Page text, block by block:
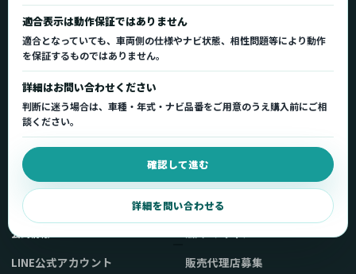
適合表示は動作保証ではありません
適合となっていても、車両側の仕様やナビ状態、相性問題等により動作
を保証するものではありません。
詳細はお問い合わせください
判断に迷う場合は、車種・年式・ナビ品番をご用意のうえ購入前にご相
談ください。
確認して進む
詳細を問い合わせる
正規販売代理店 車種適合情報 国内サポート窓口
製品を探す
製品一覧
車種適合を確認
用途から製品を選ぶ
取扱店舗・購入先
弊社販売ストアへ
Q&A・症状別サポート
起動不良復旧サービス
公式情報
LINE公式アカウント
販売代理店募集